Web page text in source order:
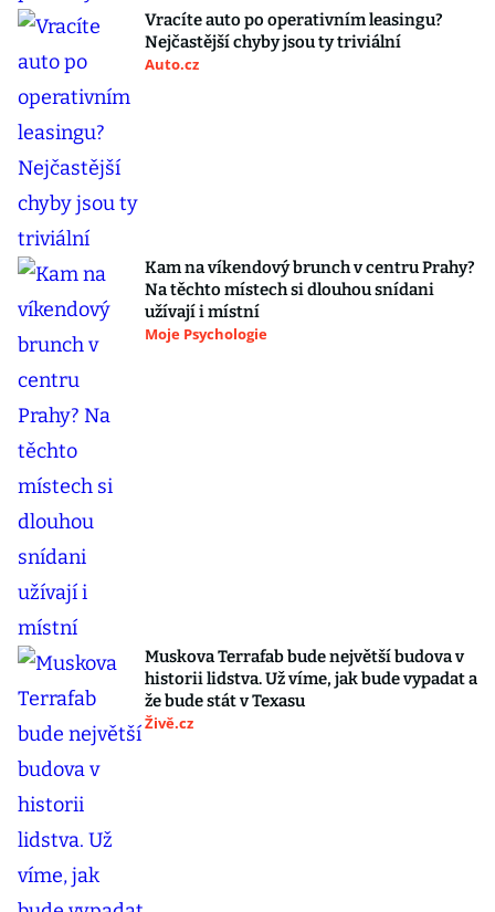
Vracíte auto po operativním leasingu?
Nejčastější chyby jsou ty triviální
Auto.cz
Kam na víkendový brunch v centru Prahy?
Na těchto místech si dlouhou snídani
užívají i místní
Moje Psychologie
Muskova Terrafab bude největší budova v
historii lidstva. Už víme, jak bude vypadat a
že bude stát v Texasu
Živě.cz